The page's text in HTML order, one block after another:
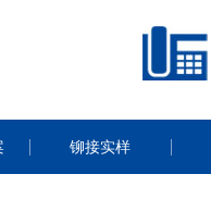
铆接实样